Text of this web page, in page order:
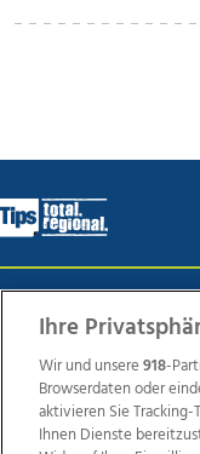
Wir über uns
Ihre
Wir und unsere918-
Browserdaten oder
aktivieren Sie
Ihnen Dienste